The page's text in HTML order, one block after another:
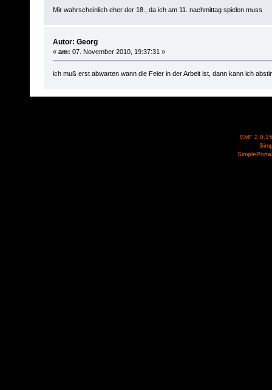
Mir wahrscheinlich eher der 18., da ich am 11. nachmittag spielen muss
Autor: Georg
« am: 07. November 2010, 19:37:31 »
ich muß erst abwarten wann die Feier in der Arbeit ist, dann kann ich
SMF 2.0.15